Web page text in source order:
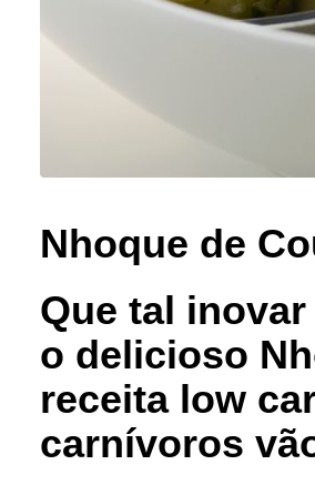
Nhoque de
Que tal
o delicioso
receita low
carnívoros